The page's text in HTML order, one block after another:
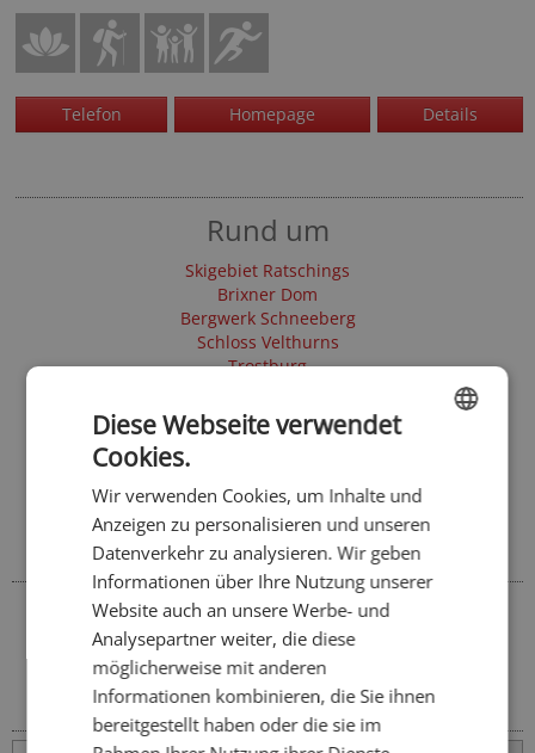
Telefon Homepage Details
Rund um
Skigebiet Ratschings
Brixner Dom
Bergwerk Schneeberg
Schloss Velthurns
Trostburg
Kloster Neustift
Hofburg Brixen
Entdecken Sie die Region
In der Umgebung
Eisacktal
Orte
Weitere Orte in Südtirol
GERMAN
Diese Webseite verwendet
Cookies.
Wir verwenden Cookies, um Inhalte und
Anzeigen zu personalisieren und unseren
Datenverkehr zu analysieren. Wir geben
Informationen über Ihre Nutzung unserer
Website auch an unsere Werbe- und
Analysepartner weiter, die diese
möglicherweise mit anderen
Informationen kombinieren, die Sie ihnen
bereitgestellt haben oder die sie im